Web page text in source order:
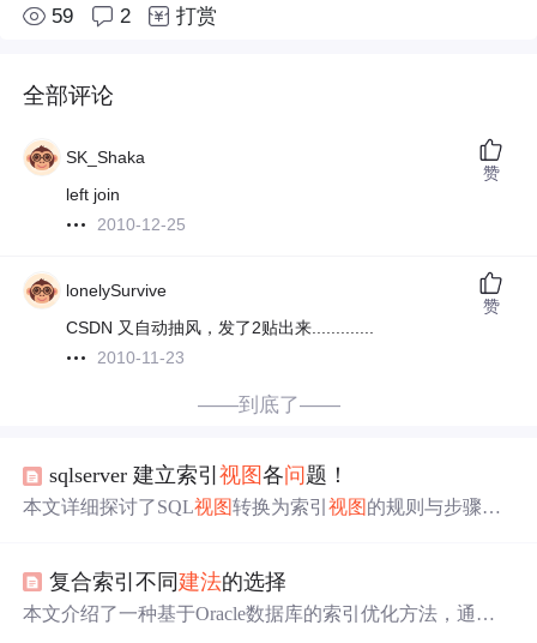
59 2 打赏
全部评论
SK_Shaka
left join
2010-12-25
赞
lonelySurvive
CSDN 又自动抽风，发了2贴出来.............
2010-11-23
赞
——到底了——
sqlserver 建立索引视图各问 题！
本文详细探讨了SQL视图转换为索引视图 的规则与步骤，
出。此外，文章还介绍了创建索引
性能的影响，特别关注了在创建索引视图时可能遇到的常
复合索引不同建法的选择
本文介绍了一种基于Oracle数据库的索引优化方法，通过